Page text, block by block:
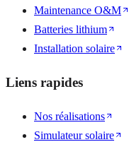
Maintenance O&M
Batteries lithium
Installation solaire
Liens rapides
Nos réalisations
Simulateur solaire